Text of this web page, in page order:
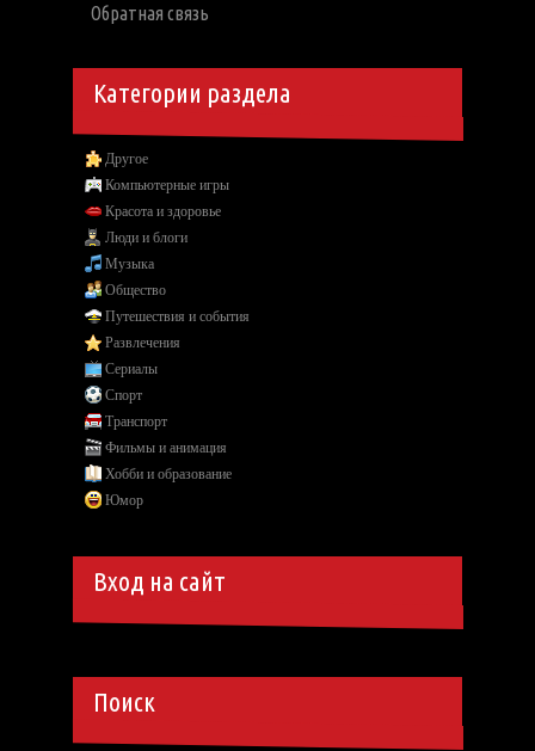
Обратная связь
Категории раздела
Другое
Компьютерные игры
Красота и здоровье
Люди и блоги
Музыка
Общество
Путешествия и события
Развлечения
Сериалы
Спорт
Транспорт
Фильмы и анимация
Хобби и образование
Юмор
Вход на сайт
Поиск